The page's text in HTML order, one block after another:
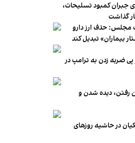
جبران کمبود تسلیحات،
گذاشت
حذف ارز دارو
ضربه زدن به ترامپ در
رفتن، دیده شدن و
در حاشیه روزهای